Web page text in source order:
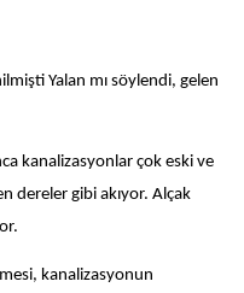
Yalan mı söylendi, gelen
kanalizasyonlar çok eski ve
dereler gibi akıyor. Alçak
kanalizasyonun